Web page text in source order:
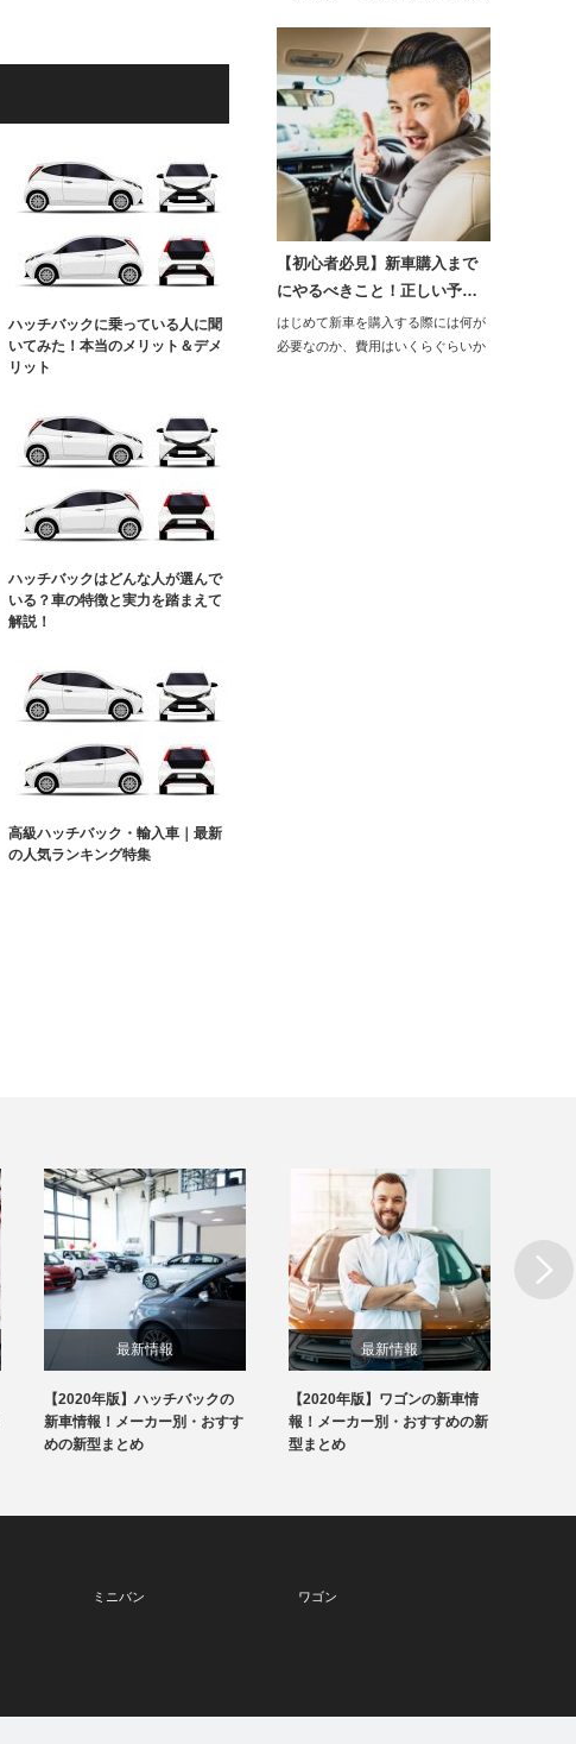
ハッチバックに乗っている人に聞
いてみた！本当のメリット＆デメ
リット
ハッチバックはどんな人が選んで
いる？車の特徴と実力を踏まえて
解説！
高級ハッチバック・輸入車｜最新
の人気ランキング特集
【初心者必見】新車購入まで
にやるべきこと！正しい予…
はじめて新車を購入する際には何が
必要なのか、費用はいくらぐらいか
最新情報
【2020年版】ハッチバックの
新車情報！メーカー別・おすす
めの新型まとめ
最新情報
【2020年版】ワゴンの新車情
報！メーカー別・おすすめの新
型まとめ
Next
ミニバン ワゴン